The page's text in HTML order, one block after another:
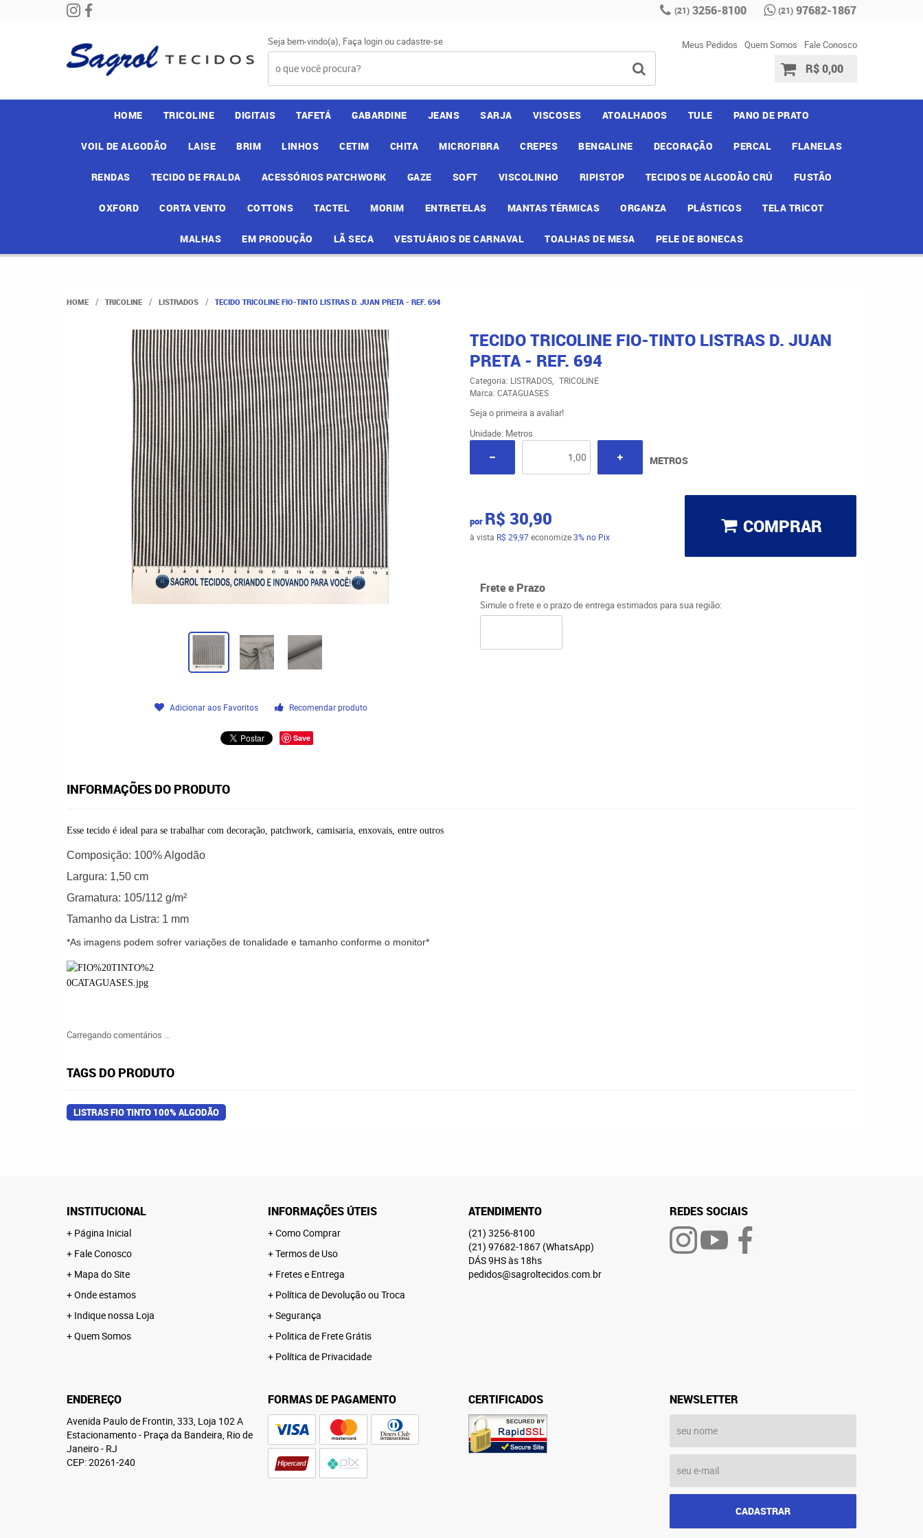
(21) 3256-8100 (21) 97682-1867
Seja bem-vindo(a), Faça loginoucadastre-se Meus Pedidos Quem Somos Fale Conosco
R$ 0,00
HOME TRICOLINE DIGITAIS TAFETÁ GABARDINE JEANS SARJA VISCOSES ATOALHADOS TULE PANO DE PRATO
VOIL DE ALGODÃO LAISE BRIM LINHOS CETIM CHITA MICROFIBRA CREPES BENGALINE DECORAÇÃO PERCAL FLANELAS
RENDAS TECIDO DE FRALDA ACESSÓRIOS PATCHWORK GAZE SOFT VISCOLINHO RIPISTOP TECIDOS DE ALGODÃO CRÚ FUSTÃO
OXFORD CORTA VENTO COTTONS TACTEL MORIM ENTRETELAS MANTAS TÉRMICAS ORGANZA PLÁSTICOS TELA TRICOT
MALHAS EM PRODUÇÃO LÃ SECA VESTUÁRIOS DE CARNAVAL TOALHAS DE MESA PELE DE BONECAS
HOME TRICOLINE LISTRADOS TECIDO TRICOLINE FIO-TINTO LISTRAS D. JUAN PRETA - REF. 694
Adicionar aos Favoritos Recomendar produto
Save
TECIDO TRICOLINE FIO-TINTO LISTRAS D. JUAN
PRETA - REF. 694
Categoria: LISTRADOS
TRICOLINE
Marca: CATAGUASES
Seja o primeira a avaliar!
Unidade: Metros
METROS
por R$ 30,90
à vista R$ 29,97economize3% no Pix COMPRAR
Frete e Prazo
Simule o frete e o prazo de entrega estimados para sua região:
INFORMAÇÕES DO PRODUTO
Esse tecido é ideal para se trabalhar com decoração, patchwork, camisaria, enxovais, entre outros
Composição: 100% Algodão
Largura: 1,50 cm
Gramatura: 105/112 g/m²
Tamanho da Listra: 1 mm
*As imagens podem sofrer variações de tonalidade e tamanho conforme o monitor*
Carregando comentários ...
TAGS DO PRODUTO
LISTRAS FIO TINTO 100% ALGODÃO
INSTITUCIONAL
Página Inicial
Fale Conosco
Mapa do Site
Onde estamos
Indique nossa Loja
Quem Somos
INFORMAÇÕES ÚTEIS
Como Comprar
Termos de Uso
Fretes e Entrega
Política de Devolução ou Troca
Segurança
Politica de Frete Grátis
Política de Privacidade
ATENDIMENTO
(21) 3256-8100
(21) 97682-1867 (WhatsApp)
DÁS 9HS às 18hs
pedidos@sagroltecidos.com.br
REDES SOCIAIS
ENDEREÇO
Avenida Paulo de Frontin, 333, Loja 102 A
Estacionamento- Praça da Bandeira, Rio de
Janeiro- RJ
CEP: 20261-240
FORMAS DE PAGAMENTO CERTIFICADOS NEWSLETTER
CADASTRAR